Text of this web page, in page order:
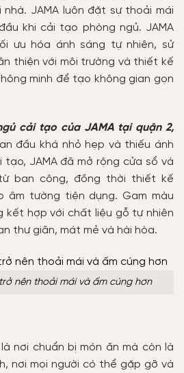
JAMA luôn đặt sự thoải mái
khi cải tạo phòng ngủ. JAMA
ưu hóa ánh sáng tự nhiên, sử
thiện với môi trường và thiết kế
minh để tạo không gian gọn
cải tạo của JAMA tại quận 2,
đầu khá nhỏ hẹp và thiếu ánh
tạo, JAMA đã mở rộng cửa sổ và
ban công, đồng thời thiết kế
âm tường tiện dụng. Gam màu
kết hợp với chất liệu gỗ tự nhiên
thư giãn, mát mẻ và hài hòa.
nên thoải mái và ấm cúng hơn
nơi chuẩn bị món ăn mà còn là
nơi mọi người có thể gặp gỡ và